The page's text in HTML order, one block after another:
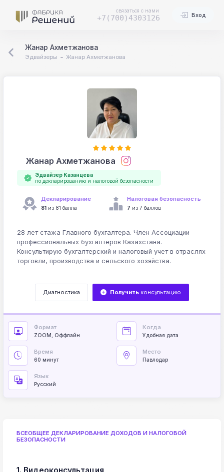
связаться с нами
+7(700)4303126 Вход
Жанар Ахметжанова
Эдвайзеры Жанар Ахметжанова
Жанар Ахметжанова
Эдвайзер Казанцева
по декларированию и налоговой безопасности
Декларирование
81 из 81 балла
Налоговая безопасность
7 из 7 баллов
28 лет стажа Главного бухгалтера. Член Ассоциации
профессиональных бухгалтеров Казахстана.
Консультирую бухгалтерский и налоговый учет в отраслях
торговли, производства и сельского хозяйства.
Диагностика Получить консультацию
Формат
ZOOM, Оффлайн
Когда
Удобная дата
Время
60 минут
Место
Павлодар
Язык
Русский
ВСЕОБЩЕЕ ДЕКЛАРИРОВАНИЕ ДОХОДОВ И НАЛОГОВОЙ
БЕЗОПАСНОСТИ